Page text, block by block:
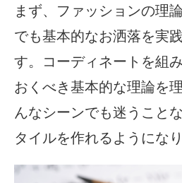
まず、ファッションの理
でも基本的なお洒落を実
す。コーディネートを組
おくべき基本的な理論を
んなシーンでも迷うこと
タイルを作れるようになり